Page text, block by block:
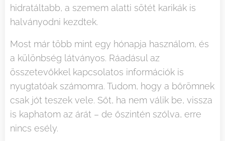
hidratáltabb, a szemem alatti sötét karikák is
halványodni kezdtek.
Most már több mint egy hónapja használom, és
a különbség látványos. Ráadásul az
összetevőkkel kapcsolatos információk is
nyugtatóak számomra. Tudom, hogy a bőrömnek
csak jót teszek vele. Sőt, ha nem válik be, vissza
is kaphatom az árát – de őszintén szólva, erre
nincs esély.